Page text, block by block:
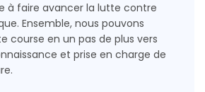
à faire avancer la lutte contre
Ensemble, nous pouvons
course en un pas de plus vers
et prise en charge de